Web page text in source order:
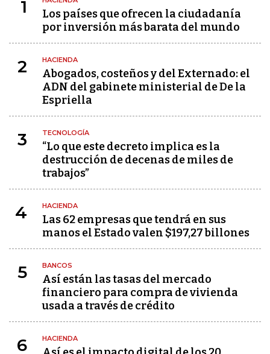
1
Los países que ofrecen la ciudadanía
por inversión más barata del mundo
2 HACIENDA
Abogados, costeños y del Externado: el
ADN del gabinete ministerial de De la
Espriella
3 TECNOLOGÍA
“Lo que este decreto implica es la
destrucción de decenas de miles de
trabajos”
4 HACIENDA
Las 62 empresas que tendrá en sus
manos el Estado valen $197,27 billones
5 BANCOS
Así están las tasas del mercado
financiero para compra de vivienda
usada a través de crédito
6 HACIENDA